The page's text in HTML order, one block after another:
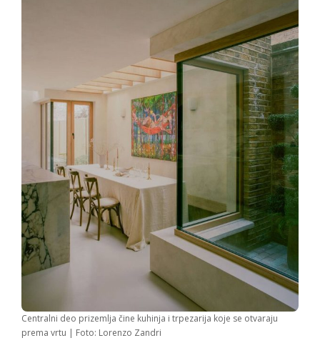
Centralni deo prizemlja čine kuhinja i trpezarija koje se otvaraju
prema vrtu | Foto: Lorenzo Zandri